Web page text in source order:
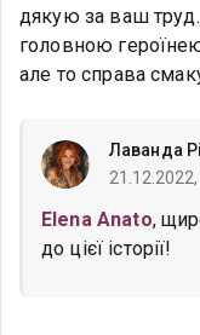
дякую за ваш труд.
головною
але то справа
Лаванда
Elena Anato,
до цієї історії!